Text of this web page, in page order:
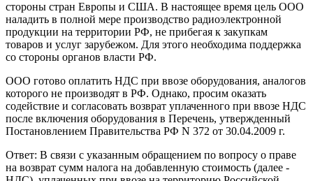
стороны стран Европы и США. В настоящее время цель ООО
наладить в полной мере производство радиоэлектронной
продукции на территории РФ, не прибегая к закупкам
товаров и услуг зарубежом. Для этого необходима поддержка
со стороны органов власти РФ.
ООО готово оплатить НДС при ввозе оборудования, аналогов
которого не производят в РФ. Однако, просим оказать
содействие и согласовать возврат уплаченного при ввозе НДС
после включения оборудования в Перечень, утвержденный
Постановлением Правительства РФ N 372 от 30.04.2009 г.
Ответ: В связи с указанным обращением по вопросу о праве
на возврат сумм налога на добавленную стоимость (далее -